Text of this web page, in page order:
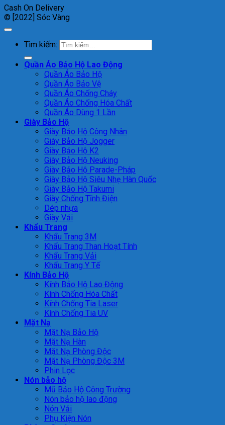
Cash On Delivery
© [2022] Sóc Vàng
Tìm kiếm:
Quần Áo Bảo Hộ Lao Động
Quần Áo Bảo Hộ
Quần Áo Bảo Vệ
Quần Áo Chống Cháy
Quần Áo Chống Hóa Chất
Quần Áo Dùng 1 Lần
Giày Bảo Hộ
Giày Bảo Hộ Công Nhân
Giày Bảo Hộ Jogger
Giày Bảo Hộ K2
Giày Bảo Hộ Neuking
Giày Bảo Hộ Parade-Pháp
Giày Bảo Hộ Siêu Nhẹ Hàn Quốc
Giày Bảo Hộ Takumi
Giày Chống Tĩnh Điện
Dép nhựa
Giày Vải
Khẩu Trang
Khẩu Trang 3M
Khẩu Trang Than Hoạt Tính
Khẩu Trang Vải
Khẩu Trang Y Tế
Kính Bảo Hộ
Kính Bảo Hộ Lao Động
Kính Chống Hóa Chất
Kính Chống Tia Laser
Kính Chống Tia UV
Mặt Nạ
Mặt Nạ Bảo Hộ
Mặt Nạ Hàn
Mặt Nạ Phòng Độc
Mặt Nạ Phòng Độc 3M
Phin Lọc
Nón bảo hộ
Mũ Bảo Hộ Công Trường
Nón bảo hộ lao động
Nón Vải
Phụ Kiện Nón